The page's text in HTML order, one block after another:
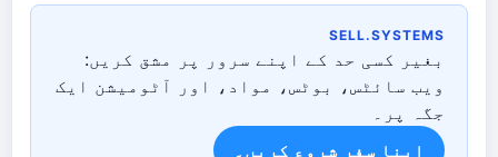
SELL.SYSTEMS
بغیر کسی حد کے اپنے سرور پر مشق کریں:
ویب سائٹس، بوٹس، مواد، اور آٹومیشن ایک
جگہ پر۔
اپنا سفر شروع کریں۔